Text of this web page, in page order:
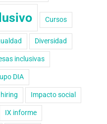
Cursos
Diversidad
inclusivas
DIA
Impacto social
IX informe